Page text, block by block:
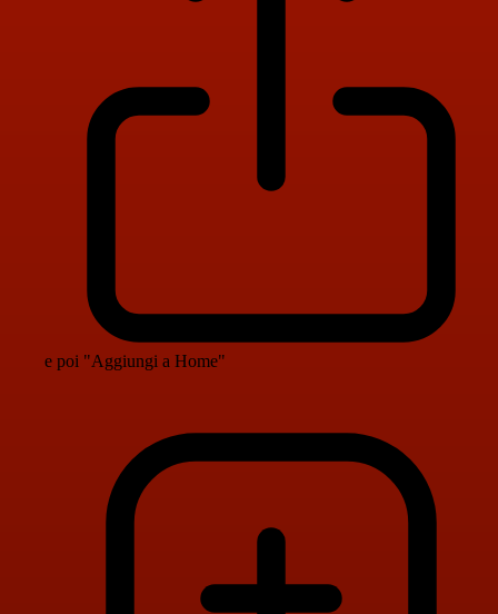
e poi "Aggiungi a Home"